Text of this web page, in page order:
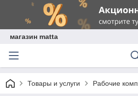
магазин matta
Товары и услуги Рабочие